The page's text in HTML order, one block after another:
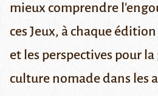
mieux comprendre
ces Jeux, à chaque
et les perspectives pour
culture nomade dans les